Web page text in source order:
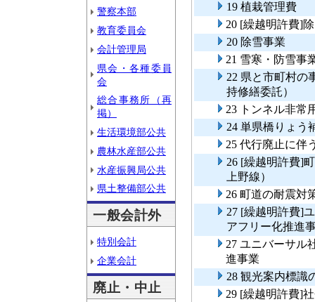
警察本部
教育委員会
会計管理局
県会・各種委員
会
総合事務所（再
掲）
生活環境部公共
農林水産部公共
水産振興局公共
県土整備部公共
一般会計外
特別会計
企業会計
廃止・中止
19 植栽管理費
20 [繰越明許費]
20 除雪事業
21 雪寒・防雪事
22 県と市町村の
持修繕委託）
23 トンネル非常
24 単県橋りょう
25 代行廃止に伴
26 [繰越明許費]
上野線）
26 町道の耐震対
27 [繰越明許費]
アフリー化推進
27 ユニバーサル
進事業
28 観光案内標
29 [繰越明許費]